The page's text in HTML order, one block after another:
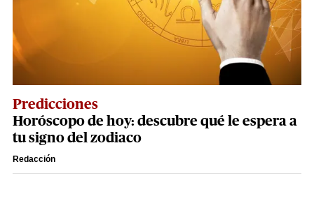
Predicciones
Horóscopo de hoy: descubre qué le espera a
tu signo del zodiaco
Redacción